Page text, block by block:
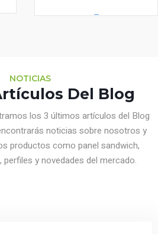
NOTICIAS
Del Blog
los 3 últimos artículos del Blog
noticias sobre nosotros y
productos como panel sandwich,
y novedades del mercado.